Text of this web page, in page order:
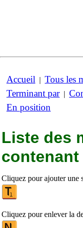
Accueil | Tous les
Terminant par|
En position
Liste des
contenant
Cliquez pour ajouter une
Cliquez pour enlever la